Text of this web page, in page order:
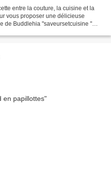
entre la couture, la cuisine et la
vous proposer une délicieuse
de Buddlehia "saveursetcuisine "